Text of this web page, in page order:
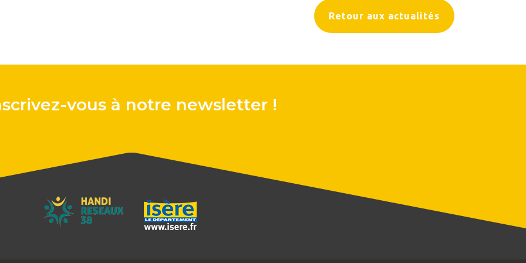
Retour aux actualités
vous à notre newsletter !